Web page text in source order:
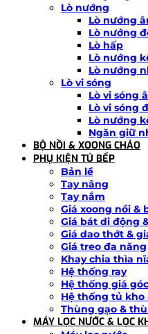
Lò nướng
Lò nướng
Lò nướng
Lò hấp
Lò nướng
Lò nướng
Lò vi sóng
Lò vi sóng
Lò vi sóng
Lò nướng
Ngăn giữ
BỘ NỒI & XOONG CHẢO
PHỤ KIỆN TỦ BẾP
Bản lề
Tay nâng
Tay nắm
Giá xoong nồi &
Giá bát di động
Giá dao thớt &
Giá treo đa năng
Khay chia thìa
Hệ thống ray
Hệ thống giá góc
Hệ thống tủ kho
Thùng gạo &
MÁY LỌC NƯỚC & LỌC